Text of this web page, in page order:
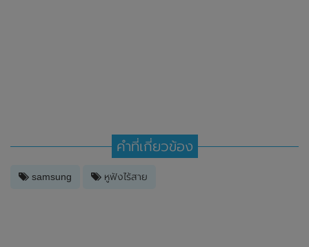
คำที่เกี่ยวข้อง
samsung หูฟังไร้สาย